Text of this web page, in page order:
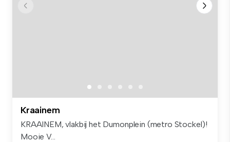
Kraainem
KRAAINEM, vlakbij het Dumonplein (metro Stockel)!
Mooie V...